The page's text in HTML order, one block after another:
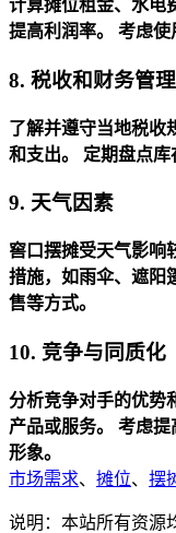
计算摊位租金、水电
提高利润率。
考虑使
8. 税收和财务管理
了解并遵守当地税收
和支出。
定期盘点库
9. 天气因素
窖口摆摊受天气影响
措施，如雨伞、遮阳
售等方式。
10. 竞争与同质化
分析竞争对手的优势
产品或服务。
考虑提
形象。
市场需求、 摊位、 摆
说明：本站所有资源